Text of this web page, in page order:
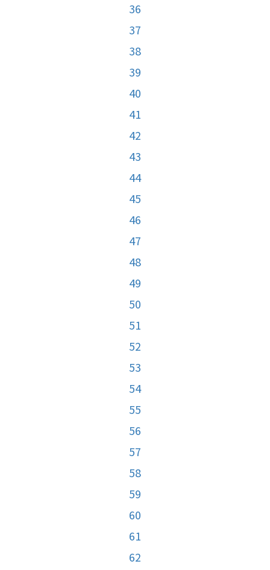
36
37
38
39
40
41
42
43
44
45
46
47
48
49
50
51
52
53
54
55
56
57
58
59
60
61
62